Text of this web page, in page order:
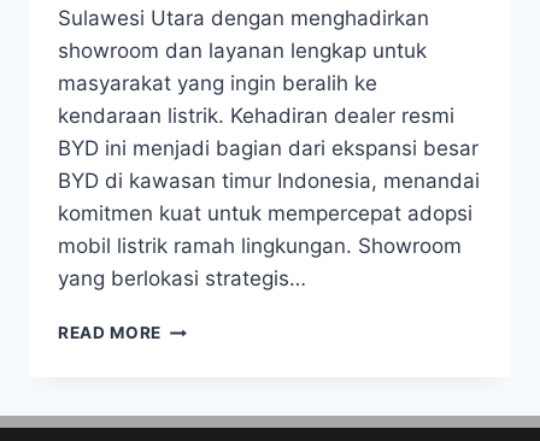
Sulawesi Utara dengan menghadirkan
showroom dan layanan lengkap untuk
masyarakat yang ingin beralih ke
kendaraan listrik. Kehadiran dealer resmi
BYD ini menjadi bagian dari ekspansi besar
BYD di kawasan timur Indonesia, menandai
komitmen kuat untuk mempercepat adopsi
mobil listrik ramah lingkungan. Showroom
yang berlokasi strategis…
READ MORE